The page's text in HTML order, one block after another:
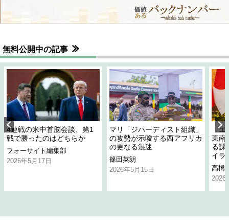
無料公開中の記事
4連戦の米中首脳会談、第1
戦で勝ったのはどちらか
フォーサイト編集部
2026年5月17日
マリ「ジハーディスト組織」
の攻勢が示唆する西アフリカ
の更なる混迷
篠田英朗
2026年5月15日
「
東南
る課
イラ
高橋
2026